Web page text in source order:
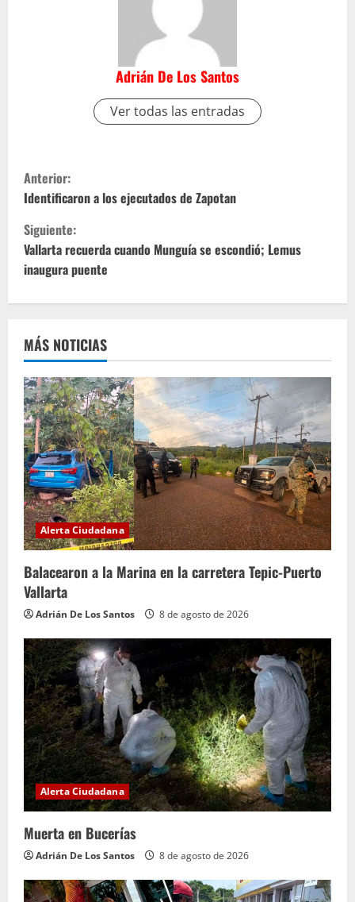
Adrián De Los Santos
Ver todas las entradas
S
i
g
u
e
l
e
y
e
n
d
o
Anterior:
Identificaron a los ejecutados de Zapotan
Siguiente:
Vallarta recuerda cuando Munguía se escondió; Lemus
inaugura puente
MÁS NOTICIAS
Alerta Ciudadana
Balacearon a la Marina en la carretera Tepic-Puerto
Vallarta
Adrián De Los Santos 8 de agosto de 2026
Alerta Ciudadana
Muerta en Bucerías
Adrián De Los Santos 8 de agosto de 2026